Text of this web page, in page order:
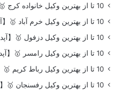
10 تا از بهترین وکیل خانواده کرج 🥇【آپدیت جدید】⚖️
10 تا از بهترین وکیل خرم آباد 🥇【آپدیت جدید】
10 تا از بهترین وکیل دزفول 🥇【آپدیت جدید】
10 تا از بهترین وکیل رامسر 🥇【آپدیت جدید】
10 تا از بهترین وکیل رباط کریم 🥇【آپدیت جدید】
10 تا از بهترین وکیل رفسنجان 🥇【آپدیت جدید】